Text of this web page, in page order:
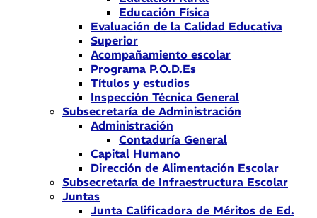
Educación Física
Evaluación de la Calidad Educativa
Superior
Acompañamiento escolar
Programa P.O.D.Es
Títulos y estudios
Inspección Técnica General
Subsecretaría de Administración
Administración
Contaduría General
Capital Humano
Dirección de Alimentación Escolar
Subsecretaría de Infraestructura Escolar
Juntas
Junta Calificadora de Méritos de Ed.